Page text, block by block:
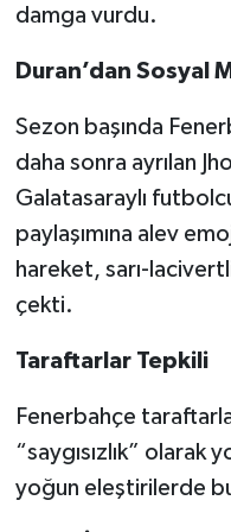
damga vurdu.
Duran’dan Sosyal
Sezon başında
daha sonra ayrılan
Galatasaraylı
paylaşımına alev
hareket, sarı-
çekti.
Taraftarlar Tepkili
Fenerbahçe
“saygısızlık” olarak
yoğun eleştirilerde